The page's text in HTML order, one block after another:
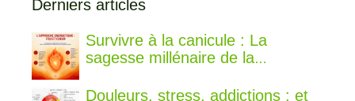
Derniers articles
Survivre à la canicule : La
sagesse millénaire de la
frais
Douleurs, stress, addictions : et